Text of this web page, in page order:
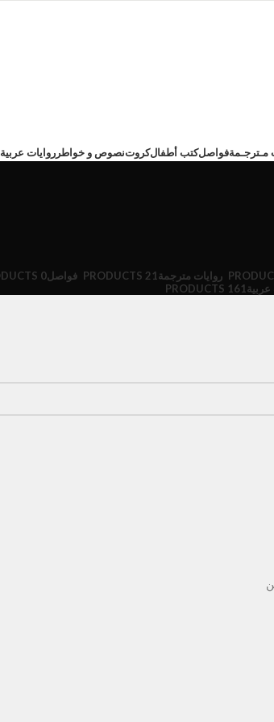
مـترجـمةفواصلكتب أطفالكروتنصوص و خواطر روايات عربية
روايات مترجمة21 PRODUCTS فواصل0 PRODUCTS
عربية161 PRODUCTS